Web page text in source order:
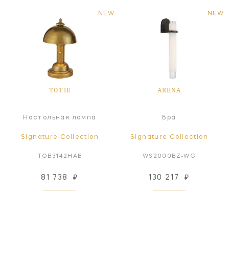
NEW
TOTIE
Настольная лампа
Signature Collection
TOB3142HAB
81 738 ₽
NEW
ARENA
Бра
Signature Collection
WS2000BZ-WG
130 217 ₽